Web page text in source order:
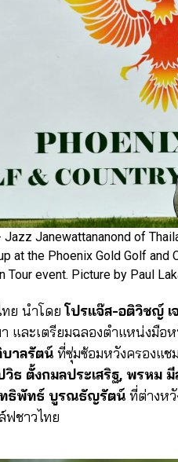
Jazz Janewattananond of
at the Phoenix Gold Golf
Tour event. Picture by Paul
ทย นำโดยโปรแจ๊ส-อติวิชญ์
และเตรียมฉลองตำแหน่งมือ
บาลรัตน์ ที่ซุ่มซ้อมหวังครองแ
วิธ ตั้งกมลประเสริฐ, พรหม
ธิพัทธ์ บูรณธัญรัตน์ ที่ต่างห
ชาวไทย